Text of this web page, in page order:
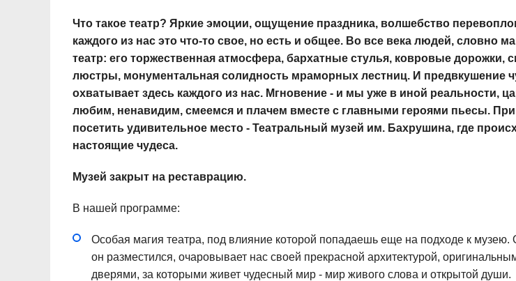
Что такое театр? Яркие эмоции, ощущение праздника, волшебство
каждого из нас это что-то свое, но есть и общее. Во все века людей, словно
театр: его торжественная атмосфера, бархатные стулья, ковровые дорожки,
люстры, монументальная солидность мраморных лестниц. И предвкушение
охватывает здесь каждого из нас. Мгновение - и мы уже в иной реальности,
любим, ненавидим, смеемся и плачем вместе с главными героями пьесы.
посетить удивительное место - Театральный музей им. Бахрушина, где
настоящие чудеса.
Музей закрыт на реставрацию.
В нашей программе:
Особая магия театра, под влияние которой попадаешь еще на подходе к музею.
он разместился, очаровывает нас своей прекрасной архитектурой,
дверями, за которыми живет чудесный мир - мир живого слова и открытой души.